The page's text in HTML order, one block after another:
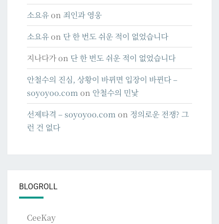
소요유on 죄인과 영웅
소요유on 단 한 번도 쉬운 적이 없었습니다
지나다가on 단 한 번도 쉬운 적이 없었습니다
안철수의 진심, 상황이 바뀌면 입장이 바뀐다 –
soyoyoo.com on 안철수의 민낯
선제타격 – soyoyoo.com on 정의로운 전쟁? 그
런 건 없다
BLOGROLL
CeeKay